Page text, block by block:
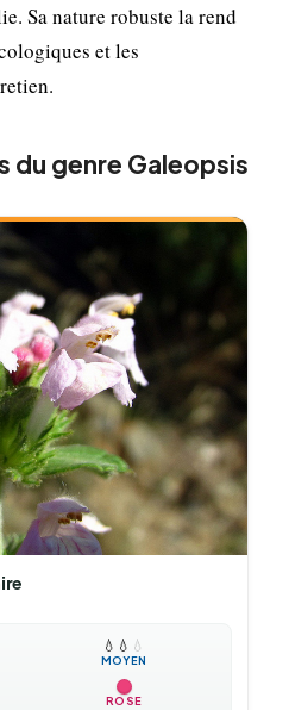
Sa nature robuste la rend
et les
du genre Galeopsis
💧 💧 💧
MOYEN
ROSE